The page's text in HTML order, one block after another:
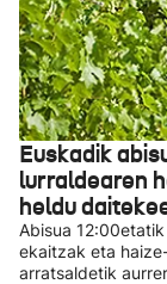
Euskadik
lurraldearen
heldu
Abisua
ekaitzak eta
arratsaldetik